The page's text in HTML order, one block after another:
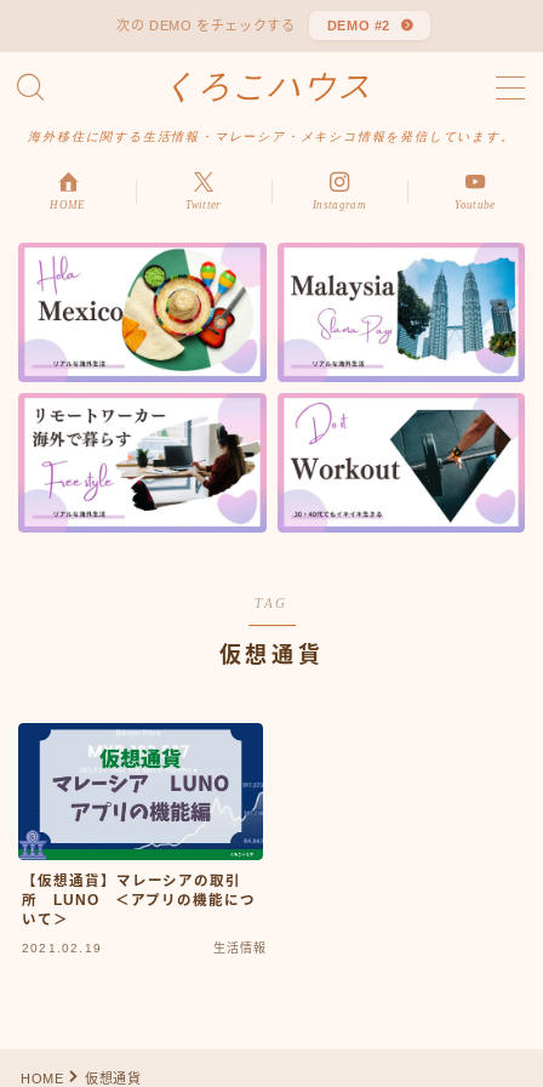
次の DEMO をチェックする DEMO #2
くろこハウス
海外移住に関する生活情報・マレーシア・メキシコ情報を発信しています。
MENU
デモプリセット記事 #1
デモプリセット記事 Part04
デモプリセット記事 Part06
利用規約／特定商取引法に基づく表記
有料記事の決済完了ページ
はじめての方へ
HOME Twitter Instagram Youtube
TAG
仮想通貨
【仮想通貨】マレーシアの取引
所 LUNO ＜アプリの機能につ
いて＞
2021.02.19 生活情報
HOME 仮想通貨